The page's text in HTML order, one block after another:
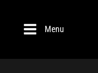
Menu